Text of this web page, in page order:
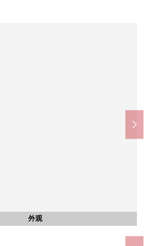
外观
入口
大厅
地铁南北线、都营三田线)(约800m)
惠比寿花园广场(约800m)
Petit白金台白金商店(约140m)
店惠比寿2丁目商店(约270m)